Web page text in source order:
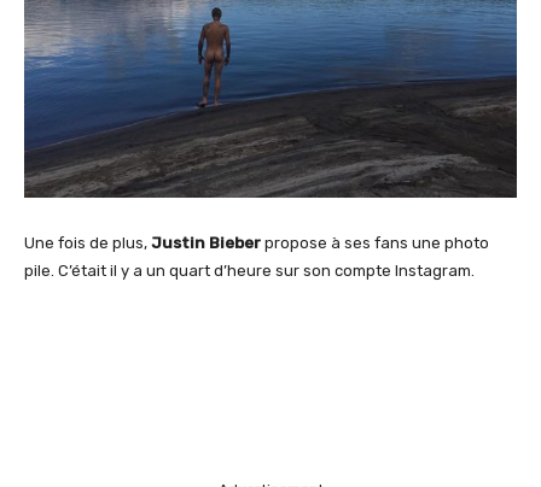
Une fois de plus, Justin Bieber propose à ses fans une photo
pile. C’était il y a un quart d’heure sur son compte Instagram.